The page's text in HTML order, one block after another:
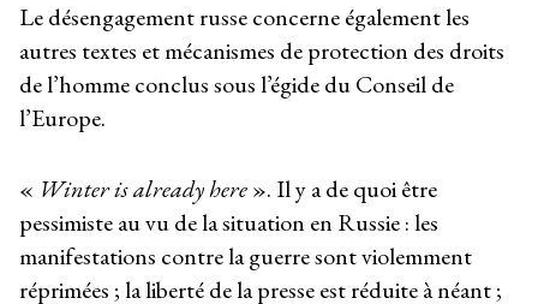
Le désengagement russe concerne également les
autres textes et mécanismes de protection des droits
de l’homme conclus sous l’égide du Conseil de
l’Europe.
« Winter is already here». Il y a de quoi être
pessimiste au vu de la situation en Russie : les
manifestations contre la guerre sont violemment
réprimées ; la liberté de la presse est réduite à néant ;